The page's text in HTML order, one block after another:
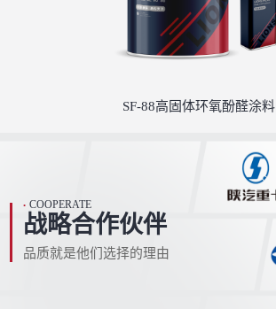
SF-88高固体环氧酚醛涂料
• COOPERATE
战略合作伙伴
品质就是他们选择的理由